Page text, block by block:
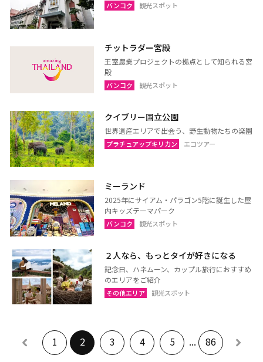
カオラック（パンガー）
チュンポーン
ナラーティワート
パッターニー
パッタルン
ラノーン
サトゥーン
ソンクラー
スラーターニー
バンコク 観光スポット
チットラダー宮殿
王室農業プロジェクトの拠点として知られる宮
殿
バンコク 観光スポット
クイブリー国立公園
世界遺産エリアで出会う、野生動物たちの楽園
プラチュアップキリカン エコツアー
ミーランド
2025年にサイアム・パラゴン5階に誕生した屋
内キッズテーマパーク
バンコク 観光スポット
２人なら、もっとタイが好きになる
記念日、ハネムーン、カップル旅行におすすめ
のエリアをご紹介
その他エリア 観光スポット
1 2 3 4 5 ... 86